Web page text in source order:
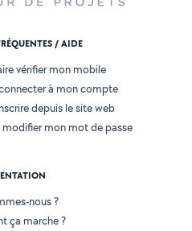
/ AIDE
vérifier mon mobile
à mon compte
depuis le site web
mon mot de passe
nous ?
ça marche ?